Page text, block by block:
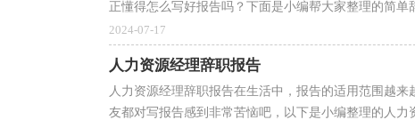
正懂得怎么写好报告吗？下面是小编帮大家整理的简单
2024-07-17
人力资源经理辞职报告
人力资源经理辞职报告在生活中，报告的适用范围越
友都对写报告感到非常苦恼吧，以下是小编整理的人力